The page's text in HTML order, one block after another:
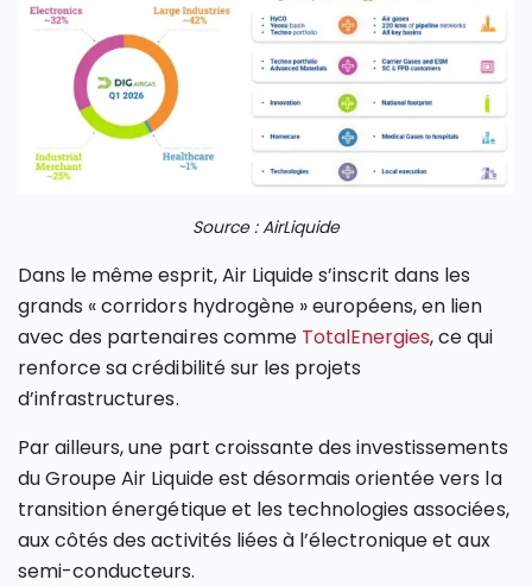
Source : AirLiquide
Dans le même esprit, Air Liquide s’inscrit dans les
grands « corridors hydrogène » européens, en lien
avec des partenaires comme TotalEnergies, ce qui
renforce sa crédibilité sur les projets
d’infrastructures.
Par ailleurs, une part croissante des investissements
du Groupe Air Liquide est désormais orientée vers la
transition énergétique et les technologies associées,
aux côtés des activités liées à l’électronique et aux
semi-conducteurs.